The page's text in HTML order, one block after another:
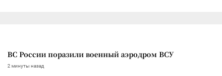
ВС России поразили военный аэродром ВСУ
2 минуты назад